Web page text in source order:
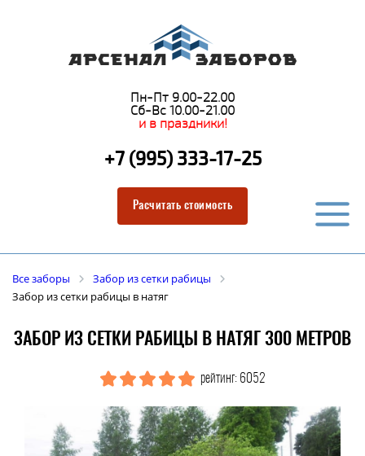
Пн-Пт 9.00-22.00
Сб-Вс 10.00-21.00
и в праздники!
+7 (995) 333-17-25
Расчитать стоимость
Все заборы
Забор из сетки рабицы
Забор из сетки рабицы в натяг
ЗАБОР ИЗ СЕТКИ РАБИЦЫ В НАТЯГ 300 МЕТРОВ
рейтинг: 6052